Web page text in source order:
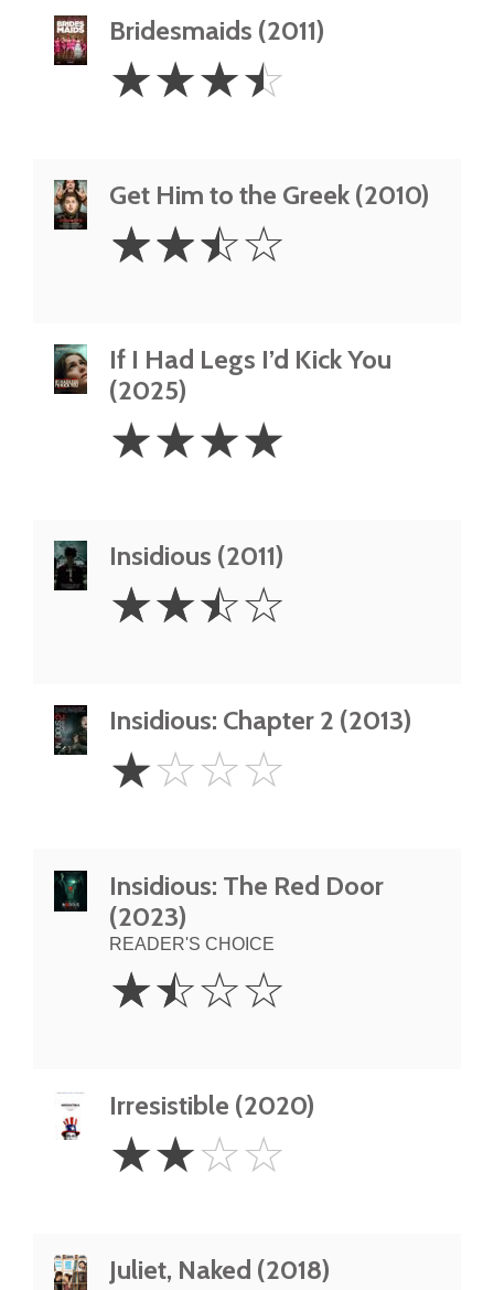
Bridesmaids (2011)
3.5
Stars
☆☆☆☆
Get Him to the Greek (2010)
2.5
Stars
☆☆☆☆
If I Had Legs I’d Kick You
(2025)
Stars
☆☆☆☆
Insidious (2011)
2.5
Stars
☆☆☆☆
Insidious: Chapter 2 (2013)
Star
☆☆☆☆
Insidious: The Red Door
(2023)
READER'S CHOICE
1.5
Stars
☆☆☆☆
Irresistible (2020)
Stars
☆☆☆☆
Juliet, Naked (2018)